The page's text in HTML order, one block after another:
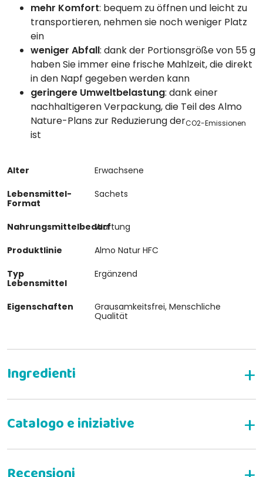
mehr Komfort: bequem zu öffnen und leicht zu
transportieren, nehmen sie noch weniger Platz
ein
weniger Abfall: dank der Portionsgröße von 55 g
haben Sie immer eine frische Mahlzeit, die direkt
in den Napf gegeben werden kann
geringere Umweltbelastung: dank einer
nachhaltigeren Verpackung, die Teil des Almo
Nature-Plans zur Reduzierung derCO2-Emissionen
ist
Alter
Erwachsene
Lebensmittel-
Format
Sachets
NahrungsmittelbedarfWartung
Produktlinie
Almo Natur HFC
Typ
Lebensmittel
Ergänzend
Eigenschaften
Grausamkeitsfrei, Menschliche
Qualität
Katzen